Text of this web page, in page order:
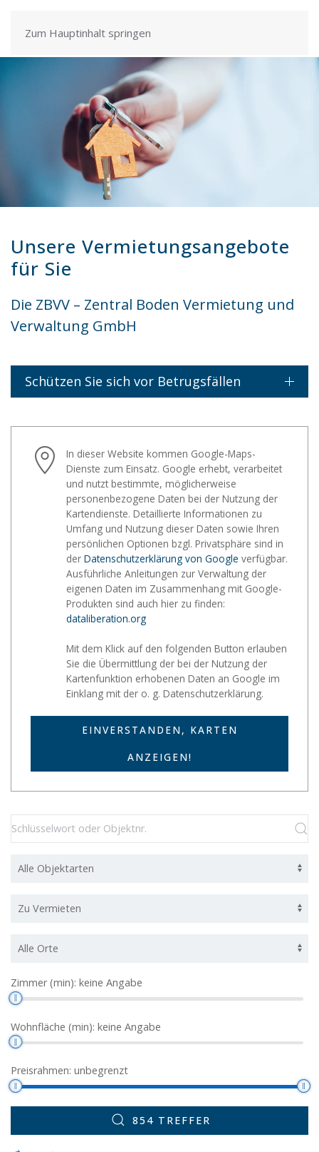
Zum Hauptinhalt springen
Unsere Vermietungsangebote
für Sie
Die ZBVV – Zentral Boden Vermietung und
Verwaltung GmbH
Schützen Sie sich vor Betrugsfällen
In dieser Website kommen Google-Maps-
Dienste zum Einsatz. Google erhebt, verarbeitet
und nutzt bestimmte, möglicherweise
personenbezogene Daten bei der Nutzung der
Kartendienste. Detaillierte Informationen zu
Umfang und Nutzung dieser Daten sowie Ihren
persönlichen Optionen bzgl. Privatsphäre sind in
derDatenschutzerklärung von Google verfügbar.
Ausführliche Anleitungen zur Verwaltung der
eigenen Daten im Zusammenhang mit Google-
Produkten sind auch hier zu finden:
dataliberation.org
Mit dem Klick auf den folgenden Button erlauben
Sie die Übermittlung der bei der Nutzung der
Kartenfunktion erhobenen Daten an Google im
Einklang mit der o. g. Datenschutzerklärung.
EINVERSTANDEN, KARTEN
ANZEIGEN!
Zimmer (min): keine Angabe
Wohnfläche (min): keine Angabe
Preisrahmen: unbegrenzt
854 TREFFER